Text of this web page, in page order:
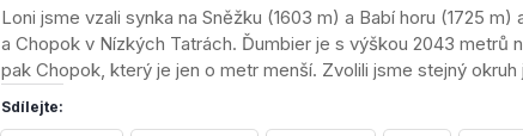
Loni jsme vzali synka na Sněžku (1603 m) a Babí horu (1725
a Chopok v Nízkých Tatrách. Ďumbier je s výškou 2043 metrů
pak Chopok, který je jen o metr menší. Zvolili jsme stejný
Sdílejte: